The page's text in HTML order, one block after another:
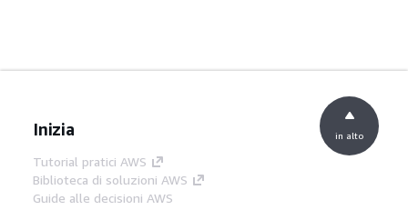
Inizia
Tutorial pratici AWS
Biblioteca di soluzioni AWS
Guide alle decisioni AWS
in alto